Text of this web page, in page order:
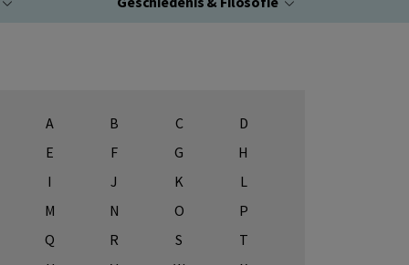
A B C
D
E
F G
H
I
J K
L
M
N O
P
Q
R S
T